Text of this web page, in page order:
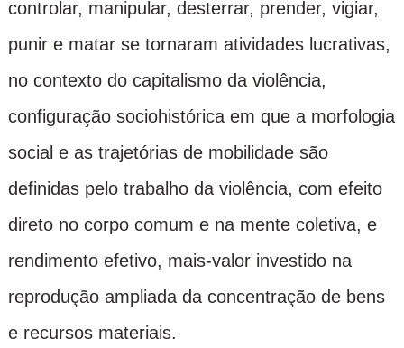
controlar, manipular, desterrar, prender, vigiar,
punir e matar se tornaram atividades lucrativas,
no contexto do capitalismo da violência,
configuração sociohistórica em que a morfologia
social e as trajetórias de mobilidade são
definidas pelo trabalho da violência, com efeito
direto no corpo comum e na mente coletiva, e
rendimento efetivo, mais-valor investido na
reprodução ampliada da concentração de bens
e recursos materiais.